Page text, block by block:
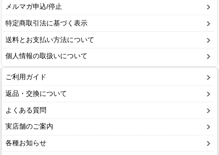
メルマガ申込/停止
特定商取引法に基づく表示
送料とお支払い方法について
個人情報の取扱いについて
ご利用ガイド
返品・交換について
よくある質問
実店舗のご案内
各種お知らせ